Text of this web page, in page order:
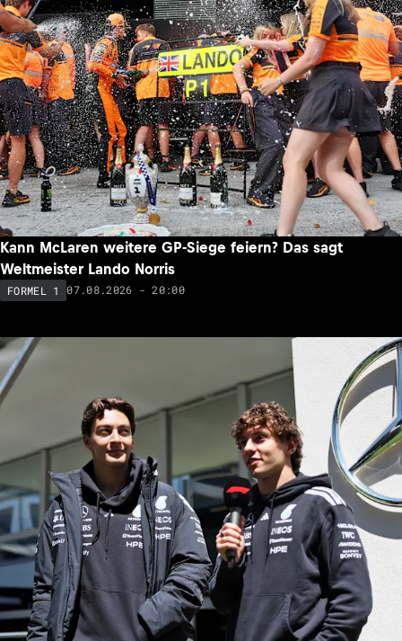
Kann McLaren weitere GP-Siege feiern? Das sagt
Weltmeister Lando Norris
FORMEL 1 07.08.2026 - 20:00